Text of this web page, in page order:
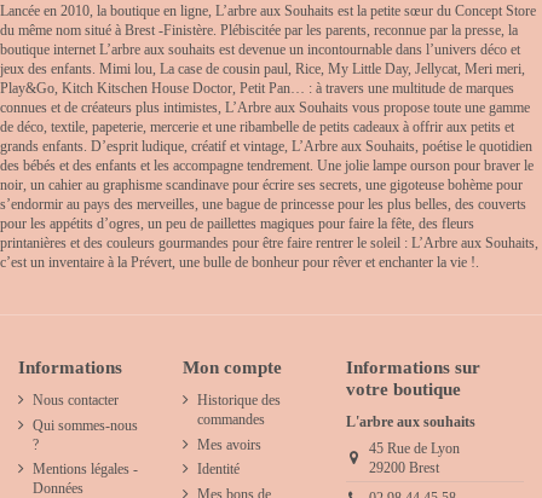
Lancée en 2010, la boutique en ligne, L’arbre aux Souhaits est la petite sœur du Concept Store
du même nom situé à Brest -Finistère. Plébiscitée par les parents, reconnue par la presse, la
boutique internet L’arbre aux souhaits est devenue un incontournable dans l’univers déco et
jeux des enfants. Mimi lou, La case de cousin paul, Rice, My Little Day, Jellycat, Meri meri,
Play&Go, Kitch Kitschen House Doctor, Petit Pan… : à travers une multitude de marques
connues et de créateurs plus intimistes, L’Arbre aux Souhaits vous propose toute une gamme
de déco, textile, papeterie, mercerie et une ribambelle de petits cadeaux à offrir aux petits et
grands enfants. D’esprit ludique, créatif et vintage, L’Arbre aux Souhaits, poétise le quotidien
des bébés et des enfants et les accompagne tendrement. Une jolie lampe ourson pour braver le
noir, un cahier au graphisme scandinave pour écrire ses secrets, une gigoteuse bohème pour
s’endormir au pays des merveilles, une bague de princesse pour les plus belles, des couverts
pour les appétits d’ogres, un peu de paillettes magiques pour faire la fête, des fleurs
printanières et des couleurs gourmandes pour être faire rentrer le soleil : L’Arbre aux Souhaits,
c’est un inventaire à la Prévert, une bulle de bonheur pour rêver et enchanter la vie !.
Informations
Nous contacter
Qui sommes-nous
?
Mentions légales -
Données
Mon compte
Historique des
commandes
Mes avoirs
Identité
Mes bons de
Informations sur
votre boutique
L'arbre aux souhaits
45 Rue de Lyon
29200 Brest